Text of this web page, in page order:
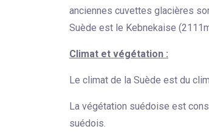
anciennes cuvettes glacières
Suède est le Kebnekaise
Climat et végétation :
Le climat de la Suède est du
La végétation suédoise est
suédois.